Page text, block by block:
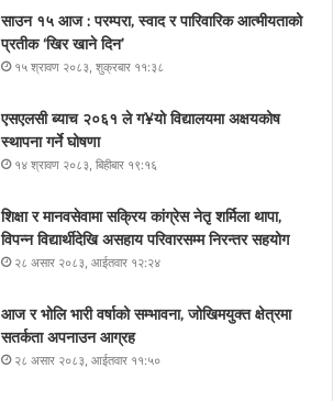
साउन १५ आज : परम्परा, स्वाद र पारिवारिक आत्मीयताको
प्रतीक ‘खिर खाने दिन’
१५ श्रावण २०८३, शुक्रबार ११:३८
एसएलसी ब्याच २०६१ ले ग¥यो विद्यालयमा अक्षयकोष
स्थापना गर्ने घोषणा
१४ श्रावण २०८३, बिहीबार १९:१६
शिक्षा र मानवसेवामा सक्रिय कांग्रेस नेतृ शर्मिला थापा,
विपन्न विद्यार्थीदेखि असहाय परिवारसम्म निरन्तर सहयोग
२८ असार २०८३, आईतवार १२:२४
आज र भोलि भारी वर्षाको सम्भावना, जोखिमयुक्त क्षेत्रमा
सतर्कता अपनाउन आग्रह
२८ असार २०८३, आईतवार ११:५०